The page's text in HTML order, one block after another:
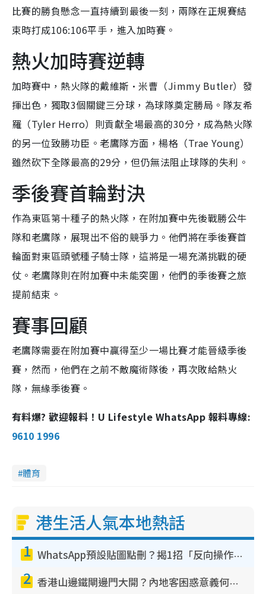
比賽的勝負懸念一直持續到最後一刻，兩隊在正規賽結
束時打成106:106平手，進入加時賽。
熱火加時賽逆轉
加時賽中，熱火隊的戴維斯·米曹（Jimmy Butler）發
揮出色，獨取3個關鍵三分球，為球隊奠定勝局。隊友希
羅（Tyler Herro）則貢獻全場最高的30分，成為熱火隊
的另一位致勝功臣。老鷹隊方面，楊格（Trae Young）
雖然砍下全隊最高的29分，但仍無法阻止球隊的失利。
季後賽首輪對決
作為東區第十種子的熱火隊，在附加賽中先後戰勝公牛
隊和老鷹隊，展現出不俗的競爭力。他們將在季後賽首
輪面對東區頭號種子騎士隊，這將是一場充滿挑戰的硬
仗。老鷹隊則在附加賽中未能突圍，他們的季後賽之旅
提前結束。
賽事回顧
老鷹隊需要在附加賽中贏得至少一場比賽才能晉級季後
賽，然而，他們在之前不敵魔術隊後，再次敗給熱火
隊，無緣季後賽。
有料爆? 歡迎報料！U Lifestyle WhatsApp 報料專線:
9610 1996
體育
港生活人氣本地熱話
1 WhatsApp預設貼圖點刪？揭1招「反向操作」還原簡潔介面 附3步實測教學
2 香港山邊鐵閘邊門大開？內地客困惑意義何在！網民神回覆：呢種叫法理性防禦